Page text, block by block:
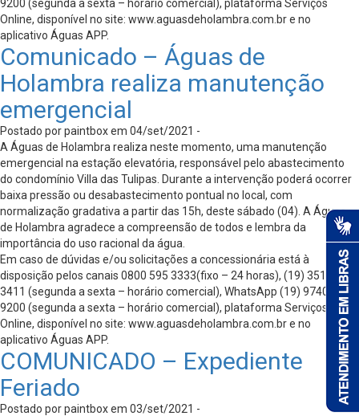
9200 (segunda a sexta – horário comercial), plataforma Serviços
Online, disponível no site: www.aguasdeholambra.com.br e no
aplicativo Águas APP.
Comunicado – Águas de
Holambra realiza manutenção
emergencial
Postado por paintbox em 04/set/2021 -
A Águas de Holambra realiza neste momento, uma manutenção
emergencial na estação elevatória, responsável pelo abastecimento
do condomínio Villa das Tulipas. Durante a intervenção poderá ocorrer
baixa pressão ou desabastecimento pontual no local, com
normalização gradativa a partir das 15h, deste sábado (04). A Águas
de Holambra agradece a compreensão de todos e lembra da
importância do uso racional da água.
Em caso de dúvidas e/ou solicitações a concessionária está à
disposição pelos canais 0800 595 3333(fixo – 24 horas), (19) 3512-
3411 (segunda a sexta – horário comercial), WhatsApp (19) 97405-
9200 (segunda a sexta – horário comercial), plataforma Serviços
Online, disponível no site: www.aguasdeholambra.com.br e no
aplicativo Águas APP.
COMUNICADO – Expediente
Feriado
Postado por paintbox em 03/set/2021 -